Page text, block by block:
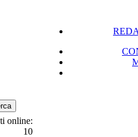
online:
10